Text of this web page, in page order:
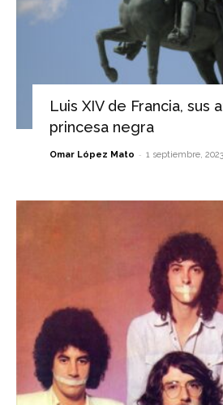
Luis XIV de Francia, sus
princesa negra
Omar López Mato - 1 septiembre, 2023